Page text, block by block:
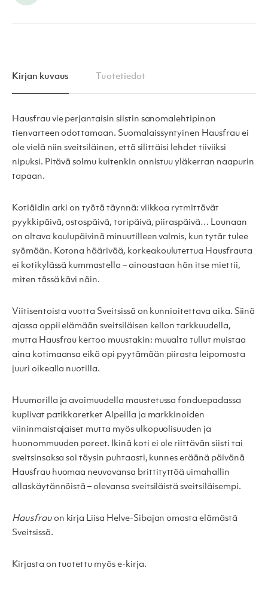
Kirjan kuvaus Tuotetiedot
Hausfrau vie perjantaisin siistin sanomalehtipinon
tienvarteen odottamaan. Suomalaissyntyinen Hausfrau ei
ole vielä niin sveitsiläinen, että silittäisi lehdet tiiviiksi
nipuksi. Pitävä solmu kuitenkin onnistuu yläkerran naapurin
tapaan.
Kotiäidin arki on työtä täynnä: viikkoa rytmittävät
pyykkipäivä, ostospäivä, toripäivä, piiraspäivä… Lounaan
on oltava koulupäivinä minuutilleen valmis, kun tytär tulee
syömään. Kotona häärivää, korkeakoulutettua Hausfrauta
ei kotikylässä kummastella – ainoastaan hän itse miettii,
miten tässä kävi näin.
Viitisentoista vuotta Sveitsissä on kunnioitettava aika. Siinä
ajassa oppii elämään sveitsiläisen kellon tarkkuudella,
mutta Hausfrau kertoo muustakin: muualta tullut muistaa
aina kotimaansa eikä opi pyytämään piirasta leipomosta
juuri oikealla nuotilla.
Huumorilla ja avoimuudella maustetussa fonduepadassa
kuplivat patikkaretket Alpeilla ja markkinoiden
viininmaistajaiset mutta myös ulkopuolisuuden ja
huonommuuden poreet. Ikinä koti ei ole riittävän siisti tai
sveitsinsaksa soi täysin puhtaasti, kunnes eräänä päivänä
Hausfrau huomaa neuvovansa brittityttöä uimahallin
allaskäytännöistä – olevansa sveitsiläistä sveitsiläisempi.
Hausfrauon kirja Liisa Helve-Sibajan omasta elämästä
Sveitsissä.
Kirjasta on tuotettu myös e-kirja.